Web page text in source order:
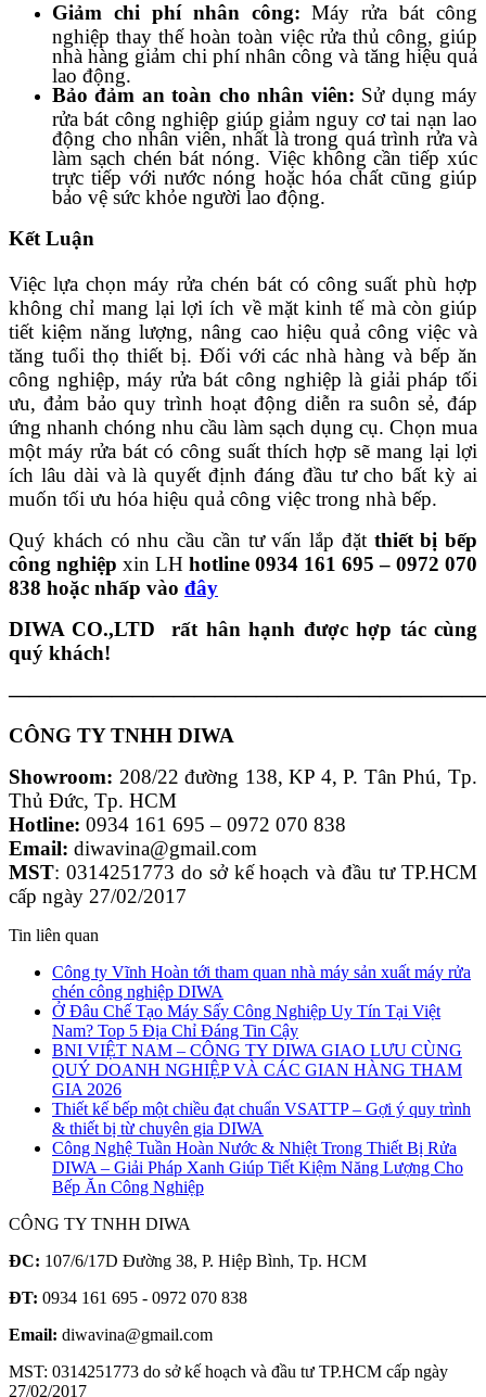
Giảm chi phí nhân công: Máy rửa bát công
nghiệp thay thế hoàn toàn việc rửa thủ công, giúp
nhà hàng giảm chi phí nhân công và tăng hiệu quả
lao động.
Bảo đảm an toàn cho nhân viên: Sử dụng máy
rửa bát công nghiệp giúp giảm nguy cơ tai nạn lao
động cho nhân viên, nhất là trong quá trình rửa và
làm sạch chén bát nóng. Việc không cần tiếp xúc
trực tiếp với nước nóng hoặc hóa chất cũng giúp
bảo vệ sức khỏe người lao động.
Kết Luận
Việc lựa chọn máy rửa chén bát có công suất phù hợp
không chỉ mang lại lợi ích về mặt kinh tế mà còn giúp
tiết kiệm năng lượng, nâng cao hiệu quả công việc và
tăng tuổi thọ thiết bị. Đối với các nhà hàng và bếp ăn
công nghiệp, máy rửa bát công nghiệp là giải pháp tối
ưu, đảm bảo quy trình hoạt động diễn ra suôn sẻ, đáp
ứng nhanh chóng nhu cầu làm sạch dụng cụ. Chọn mua
một máy rửa bát có công suất thích hợp sẽ mang lại lợi
ích lâu dài và là quyết định đáng đầu tư cho bất kỳ ai
muốn tối ưu hóa hiệu quả công việc trong nhà bếp.
Quý khách có nhu cầu cần tư vấn lắp đặt thiết bị bếp
công nghiệp xin LH hotline 0934 161 695 – 0972 070
838 hoặc nhấp vào đây
DIWA CO.,LTD rất hân hạnh được hợp tác cùng
quý khách!
CÔNG TY TNHH DIWA
Showroom: 208/22 đường 138, KP 4, P. Tân Phú, Tp.
Thủ Đức, Tp. HCM
Hotline: 0934 161 695 – 0972 070 838
Email: diwavina@gmail.com
MST: 0314251773 do sở kế hoạch và đầu tư TP.HCM
cấp ngày 27/02/2017
Tin liên quan
Công ty Vĩnh Hoàn tới tham quan nhà máy sản xuất máy rửa
chén công nghiệp DIWA
Ở Đâu Chế Tạo Máy Sấy Công Nghiệp Uy Tín Tại Việt
Nam? Top 5 Địa Chỉ Đáng Tin Cậy
BNI VIỆT NAM – CÔNG TY DIWA GIAO LƯU CÙNG
QUÝ DOANH NGHIỆP VÀ CÁC GIAN HÀNG THAM
GIA 2026
Thiết kế bếp một chiều đạt chuẩn VSATTP – Gợi ý quy trình
& thiết bị từ chuyên gia DIWA
Công Nghệ Tuần Hoàn Nước & Nhiệt Trong Thiết Bị Rửa
DIWA – Giải Pháp Xanh Giúp Tiết Kiệm Năng Lượng Cho
Bếp Ăn Công Nghiệp
CÔNG TY TNHH DIWA
ĐC: 107/6/17D Đường 38, P. Hiệp Bình, Tp. HCM
ĐT: 0934 161 695 - 0972 070 838
Email: diwavina@gmail.com
MST: 0314251773 do sở kế hoạch và đầu tư TP.HCM cấp ngày
27/02/2017